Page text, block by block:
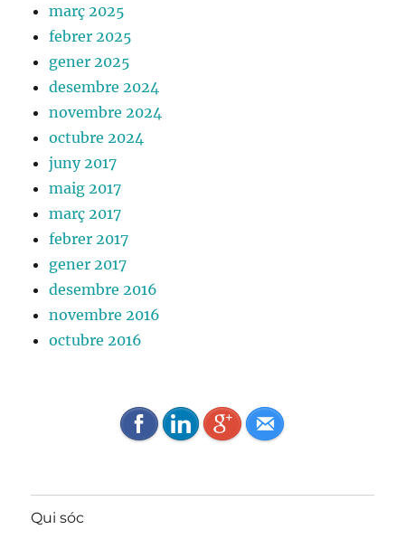
març 2025
febrer 2025
gener 2025
desembre 2024
novembre 2024
octubre 2024
juny 2017
maig 2017
març 2017
febrer 2017
gener 2017
desembre 2016
novembre 2016
octubre 2016
Qui sóc